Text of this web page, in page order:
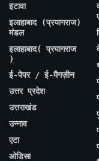
इटावा
इलाहाबाद (प्रयागराज)
मंडल
इलाहाबाद( प्रयागराज
)
ई-पेपर / ई-मैगज़ीन
उत्तर प्रदेश
उत्तराखंड
उन्नाव
एटा
ओडिसा